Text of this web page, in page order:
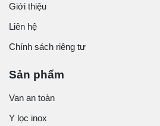
Giới thiệu
Liên hệ
Chính sách riêng tư
Sản phẩm
Van an toàn
Y lọc inox